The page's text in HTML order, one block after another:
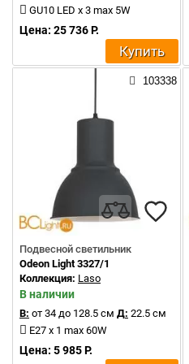
GU10 LED x 3 max 5W
Цена: 25 736 Р.
Купить
103338
Подвесной светильник
Odeon Light 3327/1
Коллекция: Laso
В наличии
В: от 34 до 128.5 см Д: 22.5 см
E27 x 1 max 60W
Цена: 5 985 Р.